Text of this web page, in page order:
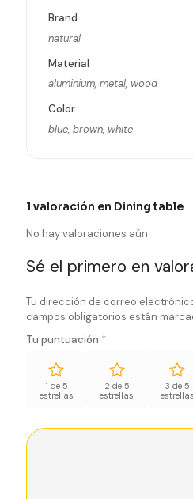
Brand
natural
Material
aluminium, metal, wood
Color
blue, brown, white
1 valoración en Dining table
No hay valoraciones aún.
Sé el primero en
Tu dirección de correo
campos obligatorios están
Tu puntuación *
1 de 5
estrellas
2 de 5
estrellas
3 de 5
estrellas